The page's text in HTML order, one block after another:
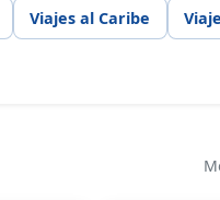
Viajes al Caribe